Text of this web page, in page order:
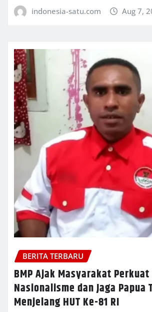
indonesia-satu.com Aug 7,
BERITA TERBARU
BMP Ajak Masyarakat Perkuat
Nasionalisme dan Jaga Papua
Menjelang HUT Ke-81 RI